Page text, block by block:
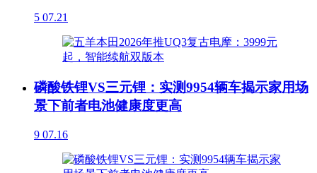
5 07.21
磷酸铁锂VS三元锂：实测9954辆车揭示家用场
景下前者电池健康度更高
9 07.16